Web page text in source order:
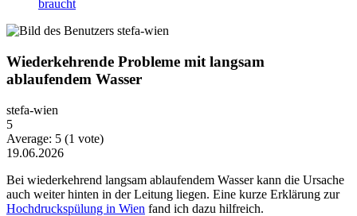
braucht
Wiederkehrende Probleme mit langsam
ablaufendem Wasser
stefa-wien
5
Average: 5 (1 vote)
19.06.2026
Bei wiederkehrend langsam ablaufendem Wasser kann die Ursache
auch weiter hinten in der Leitung liegen. Eine kurze Erklärung zur
Hochdruckspülung in Wien fand ich dazu hilfreich.